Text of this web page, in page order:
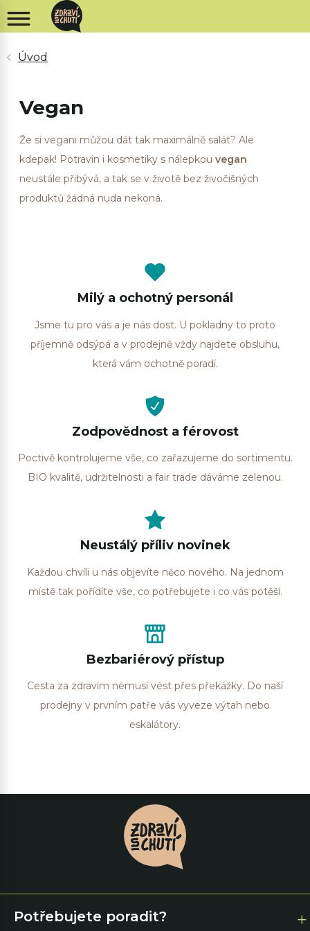
Vegan
Že si vegani můžou dát tak maximálně salát? Ale
kdepak! Potravin i kosmetiky s nálepkou vegan
neustále přibývá, a tak se v životě bez živočišných
produktů žádná nuda nekoná.
Milý a ochotný personál
Jsme tu pro vás a je nás dost. U pokladny to proto
příjemně odsýpá a v prodejně vždy najdete obsluhu,
která vám ochotně poradí.
Zodpovědnost a férovost
Poctivě kontrolujeme vše, co zařazujeme do sortimentu.
BIO kvalitě, udržitelnosti a fair trade dáváme zelenou.
Neustálý příliv novinek
Každou chvíli u nás objevíte něco nového. Na jednom
místě tak pořídíte vše, co potřebujete i co vás potěší.
Bezbariérový přístup
Cesta za zdravím nemusí vést přes překážky. Do naší
prodejny v prvním patře vás vyveze výtah nebo
eskalátory.
Potřebujete poradit?